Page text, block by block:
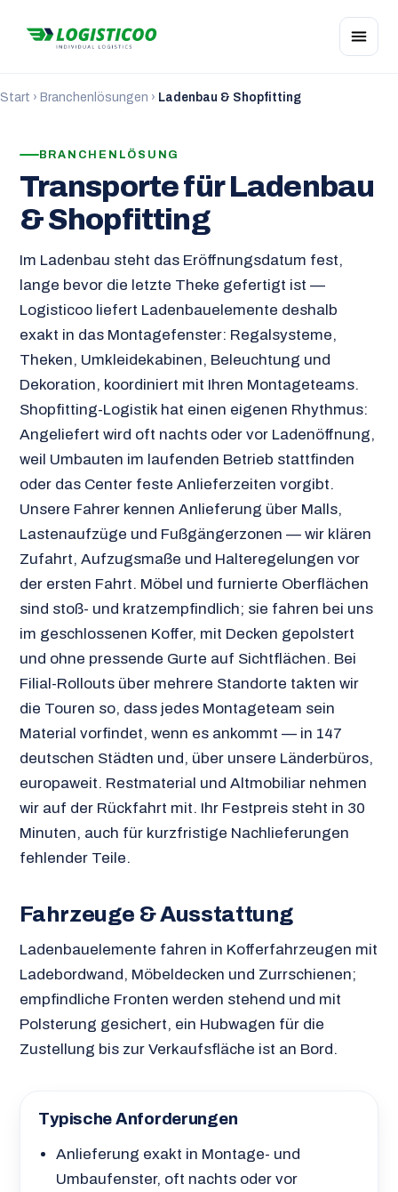
Start › Branchenlösungen › Ladenbau & Shopfitting
BRANCHENLÖSUNG
Transporte für Ladenbau
& Shopfitting
Im Ladenbau steht das Eröffnungsdatum fest,
lange bevor die letzte Theke gefertigt ist —
Logisticoo liefert Ladenbauelemente deshalb
exakt in das Montagefenster: Regalsysteme,
Theken, Umkleidekabinen, Beleuchtung und
Dekoration, koordiniert mit Ihren Montageteams.
Shopfitting-Logistik hat einen eigenen Rhythmus:
Angeliefert wird oft nachts oder vor Ladenöffnung,
weil Umbauten im laufenden Betrieb stattfinden
oder das Center feste Anlieferzeiten vorgibt.
Unsere Fahrer kennen Anlieferung über Malls,
Lastenaufzüge und Fußgängerzonen — wir klären
Zufahrt, Aufzugsmaße und Halteregelungen vor
der ersten Fahrt. Möbel und furnierte Oberflächen
sind stoß- und kratzempfindlich; sie fahren bei uns
im geschlossenen Koffer, mit Decken gepolstert
und ohne pressende Gurte auf Sichtflächen. Bei
Filial-Rollouts über mehrere Standorte takten wir
die Touren so, dass jedes Montageteam sein
Material vorfindet, wenn es ankommt — in 147
deutschen Städten und, über unsere Länderbüros,
europaweit. Restmaterial und Altmobiliar nehmen
wir auf der Rückfahrt mit. Ihr Festpreis steht in 30
Minuten, auch für kurzfristige Nachlieferungen
fehlender Teile.
Fahrzeuge & Ausstattung
Ladenbauelemente fahren in Kofferfahrzeugen mit
Ladebordwand, Möbeldecken und Zurrschienen;
empfindliche Fronten werden stehend und mit
Polsterung gesichert, ein Hubwagen für die
Zustellung bis zur Verkaufsfläche ist an Bord.
Typische Anforderungen
Anlieferung exakt in Montage- und
Umbaufenster, oft nachts oder vor